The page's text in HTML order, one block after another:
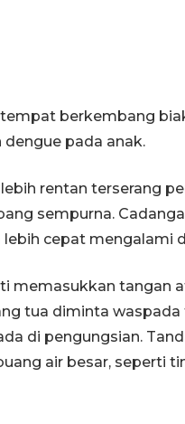
berkembang
pada anak.
rentan terserang
sempurna.
cepat mengalami
memasukkan tangan
tua diminta
di pengungsian.
air besar, seperti